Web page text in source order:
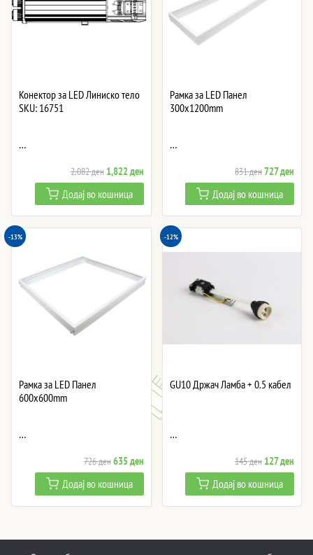
Конектор за LED Линиско тело
SKU: 16751
…
2,082ден Original
price
was:
2,082 ден.
1,822денCurrent
price
is:
1,822 ден.
Додај во кошница
Рамка за LED Панел
300x1200mm
…
831денOriginal
price
was:
831 ден.
727ден
price
is:
727
Додај во кошница
-13%
Рамка за LED Панел
600x600mm
…
726денOriginal
price
was:
726 ден.
635денCurrent
price
is:
635 ден.
Додај во кошница
-12%
GU10 Држач Ламба + 0.5 кабел
…
145ден Original
price
was:
145 ден.
127ден
price
is:
127
Додај во кошница